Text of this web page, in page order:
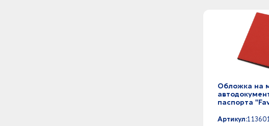
Обложка на
паспорта
Артикул: